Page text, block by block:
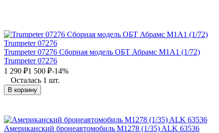
Trumpeter 07276 Сборная модель ОБТ Абрамс М1А1 (1/72)
Trumpeter 07276
1 290 ₽1 500 ₽-14%
Осталась 1 шт.
В корзину
Американский бронеавтомобиль M1278 (1/35) ALK 63536